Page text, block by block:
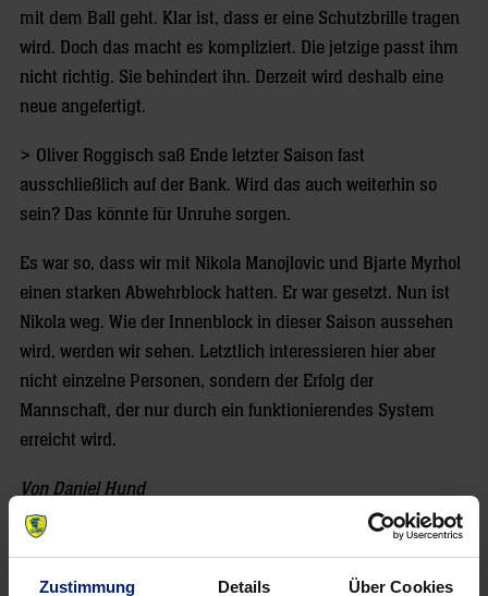
Zustimmung Details Über Cookies
mit dem Ball geht. Klar ist, dass er eine Schutzbrille tragen
wird. Doch das macht es kompliziert. Die jetzige passt ihm
nicht richtig. Sie behindert ihn. Derzeit wird deshalb eine
neue angefertigt.
> Oliver Roggisch saß Ende letzter Saison fast
ausschließlich auf der Bank. Wird das auch weiterhin so
sein? Das könnte für Unruhe sorgen.
Es war so, dass wir mit Nikola Manojlovic und Bjarte Myrhol
einen starken Abwehrblock hatten. Er war gesetzt. Nun ist
Nikola weg. Wie der Innenblock in dieser Saison aussehen
wird, werden wir sehen. Letztlich interessieren hier aber
nicht einzelne Personen, sondern der Erfolg der
Mannschaft, der nur durch ein funktionierendes System
erreicht wird.
Von Daniel Hund